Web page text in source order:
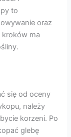
to
oraz
ma
się od oceny
należy
korzeni. Po
glebę